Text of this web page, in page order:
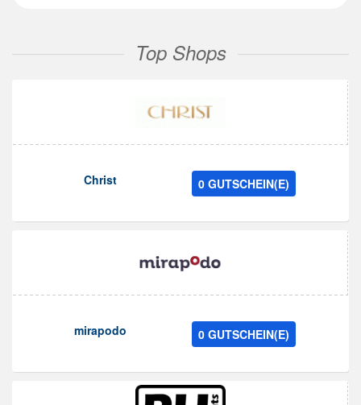
Top Shops
Christ 0 GUTSCHEIN(E)
mirapodo 0 GUTSCHEIN(E)